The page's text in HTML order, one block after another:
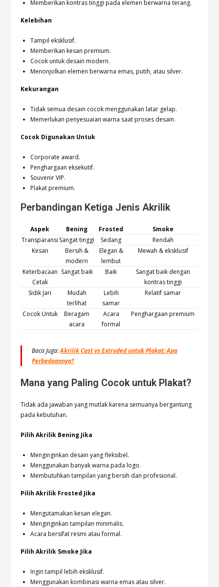
Memberikan kontras tinggi pada elemen berwarna terang.
Kelebihan
Tampil eksklusif.
Memberikan kesan premium.
Cocok untuk desain modern.
Menonjolkan elemen berwarna emas, putih, atau silver.
Kekurangan
Tidak semua desain cocok menggunakan latar gelap.
Memerlukan penyesuaian warna saat proses desain.
Cocok Digunakan Untuk
Corporate award.
Penghargaan eksekutif.
Souvenir VIP.
Plakat premium.
Perbandingan Ketiga Jenis Akrilik
Aspek Bening Frosted
Smoke
Transparansi Sangat tinggi Sedang
Rendah
Kesan
Bersih &
modern
Elegan &
lembut
Mewah & eksklusif
Keterbacaan
Cetak
Sangat baik Baik
Sangat baik dengan
kontras tinggi
Sidik Jari
Mudah
terlihat
Lebih
samar
Relatif samar
Cocok Untuk
Beragam
acara
Acara
formal
Penghargaan premium
Baca Juga:Akrilik Cast vs Extruded untuk Plakat: Apa
Perbedaannya?
Mana yang Paling Cocok untuk Plakat?
Tidak ada jawaban yang mutlak karena semuanya bergantung
pada kebutuhan.
Pilih Akrilik Bening Jika
Menginginkan desain yang fleksibel.
Menggunakan banyak warna pada logo.
Membutuhkan tampilan yang bersih dan profesional.
Pilih Akrilik Frosted Jika
Mengutamakan kesan elegan.
Menginginkan tampilan minimalis.
Acara bersifat resmi atau formal.
Pilih Akrilik Smoke Jika
Ingin tampil lebih eksklusif.
Menggunakan kombinasi warna emas atau silver.